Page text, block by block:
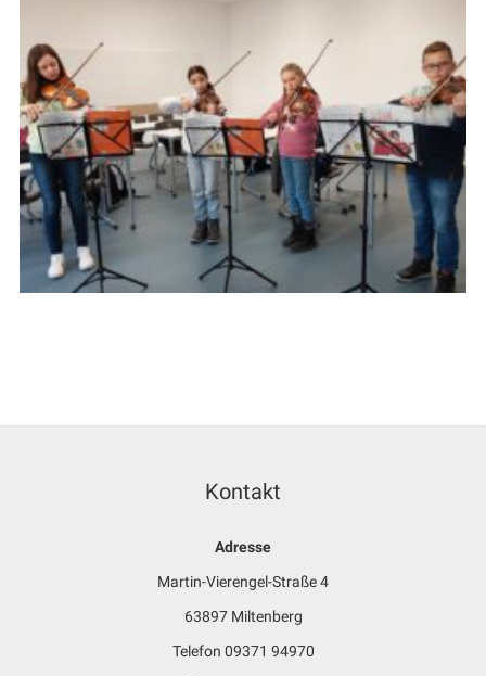
Kontakt
Adresse
Martin-Vierengel-Straße 4
63897 Miltenberg
Telefon 09371 94970